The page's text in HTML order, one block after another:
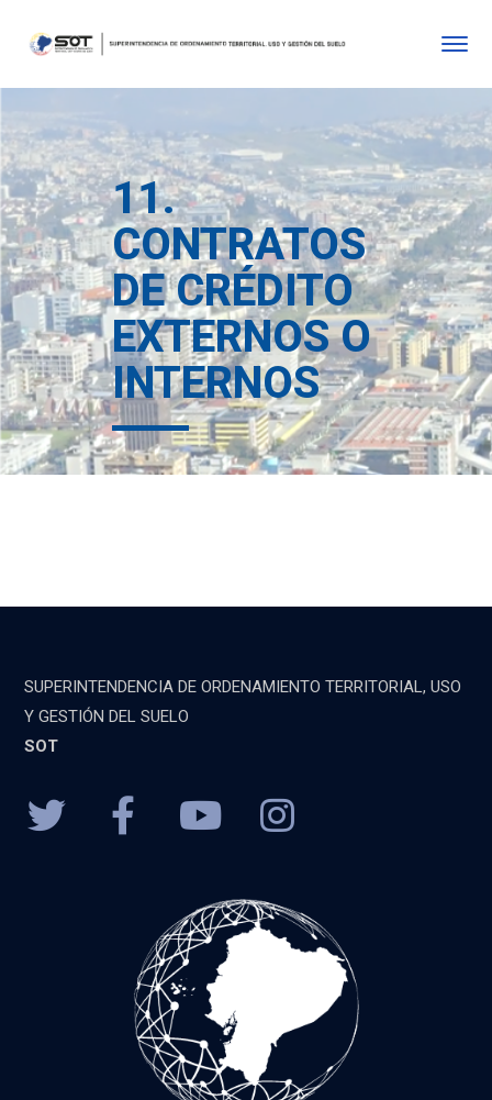
11.
CONTRATOS
DE CRÉDITO
EXTERNOS O
INTERNOS
SUPERINTENDENCIA DE ORDENAMIENTO TERRITORIAL, USO
Y GESTIÓN DEL SUELO
SOT